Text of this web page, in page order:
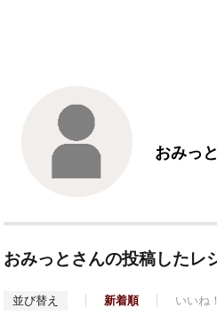
おみっと
おみっとさんの投稿したレ
並び替え 新着順 いいね